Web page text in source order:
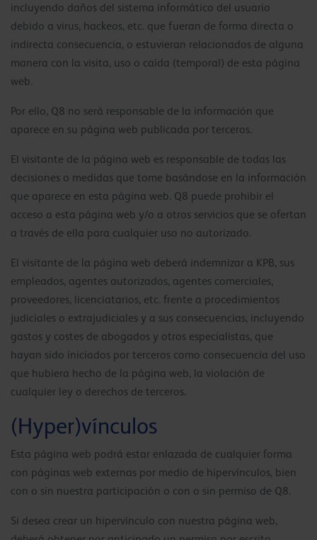
incluyendo daños del sistema informático del usuario
debido a virus, hackeos, etc. que fueran de forma directa o
indirecta consecuencia, o estuvieran relacionados de alguna
manera con la visita, uso o caída (temporal) de esta página
web.
Por ello, Q8 no será responsable de la información que
aparece en su página web publicada por terceros.
El visitante de la página web es responsable de todas las
decisiones o medidas que tome basándose en la información
que aparece en esta página web. Q8 puede prohibir el
acceso a esta página web y/o a otros servicios que se ofertan
a través de ella para cualquier uso no autorizado.
El visitante de la página web deberá indemnizar a KPB, sus
empleados, agentes autorizados, agentes comerciales,
proveedores, licenciatarios, etc. frente a procedimientos
judiciales o extrajudiciales y a sus consecuencias, incluyendo
gastos y costes de abogados y otros especialistas, que
hayan sido iniciados por terceros como consecuencia del uso
que hubiera hecho de la página web, la violación de
cualquier ley o derechos de terceros.
(Hyper)vínculos
Esta página web podrá estar enlazada de cualquier forma
con páginas web externas por medio de hipervínculos, bien
con o sin nuestra participación o con o sin permiso de Q8.
Si desea crear un hipervínculo con nuestra página web,